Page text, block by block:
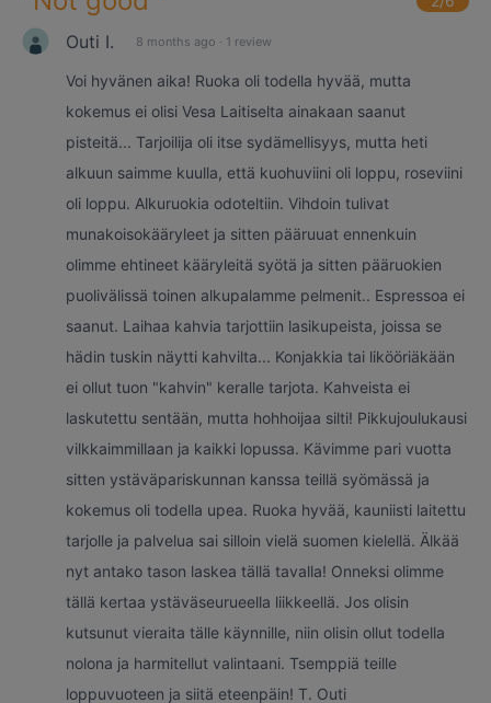
Outi I. 8 months ago · 1 review
Voi hyvänen aika! Ruoka oli todella hyvää, mutta
kokemus ei olisi Vesa Laitiselta ainakaan saanut
pisteitä... Tarjoilija oli itse sydämellisyys, mutta heti
alkuun saimme kuulla, että kuohuviini oli loppu, roseviini
oli loppu. Alkuruokia odoteltiin. Vihdoin tulivat
munakoisokääryleet ja sitten pääruuat ennenkuin
olimme ehtineet kääryleitä syötä ja sitten pääruokien
puolivälissä toinen alkupalamme pelmenit.. Espressoa ei
saanut. Laihaa kahvia tarjottiin lasikupeista, joissa se
hädin tuskin näytti kahvilta... Konjakkia tai likööriäkään
ei ollut tuon "kahvin" keralle tarjota. Kahveista ei
laskutettu sentään, mutta hohhoijaa silti! Pikkujoulukausi
vilkkaimmillaan ja kaikki lopussa. Kävimme pari vuotta
sitten ystäväpariskunnan kanssa teillä syömässä ja
kokemus oli todella upea. Ruoka hyvää, kauniisti laitettu
tarjolle ja palvelua sai silloin vielä suomen kielellä. Älkää
nyt antako tason laskea tällä tavalla! Onneksi olimme
tällä kertaa ystäväseurueella liikkeellä. Jos olisin
kutsunut vieraita tälle käynnille, niin olisin ollut todella
nolona ja harmitellut valintaani. Tsemppiä teille
loppuvuoteen ja siitä eteenpäin! T. Outi